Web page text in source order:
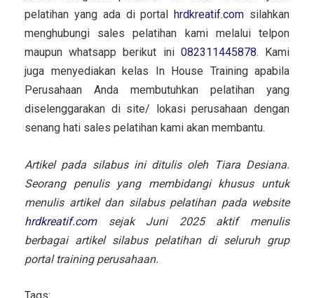
pelatihan yang ada di portal hrdkreatif.com silahkan
menghubungi sales pelatihan kami melalui telpon
maupun whatsapp berikut ini 082311445878. Kami
juga menyediakan kelas In House Training apabila
Perusahaan Anda membutuhkan pelatihan yang
diselenggarakan di site/ lokasi perusahaan dengan
senang hati sales pelatihan kami akan membantu.
Artikel pada silabus ini ditulis oleh Tiara Desiana.
Seorang penulis yang membidangi khusus untuk
menulis artikel dan silabus pelatihan pada website
hrdkreatif.comsejak Juni 2025 aktif menulis
berbagai artikel silabus pelatihan di seluruh grup
portal training perusahaan.